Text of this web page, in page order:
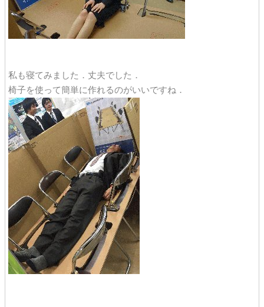
私も寝てみました．丈夫でした．
椅子を使って簡単に作れるのがいいですね．